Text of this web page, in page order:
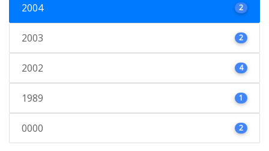
2004 2
2003 2
2002 4
1989 1
0000 2